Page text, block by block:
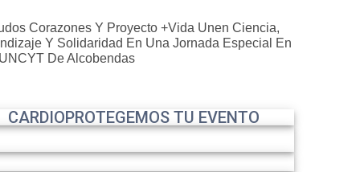
Corazones Y Proyecto +Vida Unen Ciencia,
Y Solidaridad En Una Jornada Especial En
De Alcobendas
CARDIOPROTEGEMOS TU EVENTO